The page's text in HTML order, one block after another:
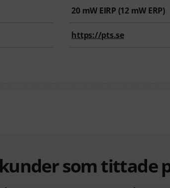
20mW EIRP (12mW ERP)
https://pts.se
som tittade